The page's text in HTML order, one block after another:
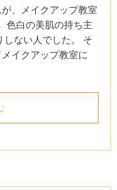
、メイクアップ教室
色白の美肌の持ち主
しない人でした。 そ
イクアップ教室に